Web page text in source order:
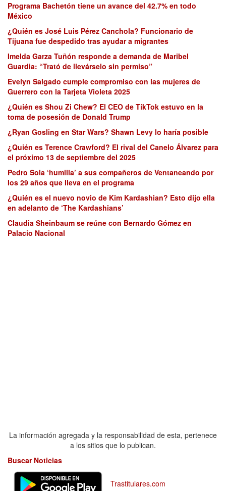
Programa Bachetón tiene un avance del 42.7% en todo
México
¿Quién es José Luis Pérez Canchola? Funcionario de
Tijuana fue despedido tras ayudar a migrantes
Imelda Garza Tuñón responde a demanda de Maribel
Guardia: “Trató de llevárselo sin permiso”
Evelyn Salgado cumple compromiso con las mujeres de
Guerrero con la Tarjeta Violeta 2025
¿Quién es Shou Zi Chew? El CEO de TikTok estuvo en la
toma de posesión de Donald Trump
¿Ryan Gosling en Star Wars? Shawn Levy lo haría posible
¿Quién es Terence Crawford? El rival del Canelo Álvarez para
el próximo 13 de septiembre del 2025
Pedro Sola ‘humilla’ a sus compañeros de Ventaneando por
los 29 años que lleva en el programa
¿Quién es el nuevo novio de Kim Kardashian? Esto dijo ella
en adelanto de ‘The Kardashians’
Claudia Sheinbaum se reúne con Bernardo Gómez en
Palacio Nacional
La información agregada y la responsabilidad de esta, pertenece
a los sitios que lo publican.
Buscar Noticias
Trastitulares.com